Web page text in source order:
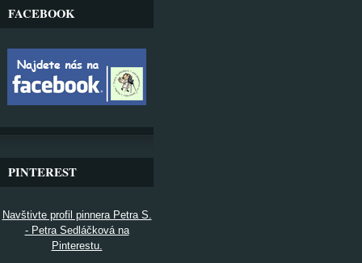
FACEBOOK
PINTEREST
Navštivte profil pinnera Petra S.
- Petra Sedláčková na
Pinterestu.